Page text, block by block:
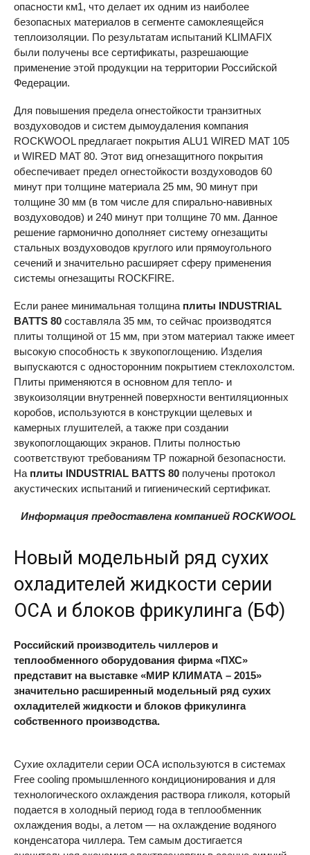
опасности км1, что делает их одним из наиболее
безопасных материалов в сегменте самоклеящейся
теплоизоляции. По результатам испытаний KLIMAFIX
были получены все сертификаты, разрешающие
применение этой продукции на территории Российской
Федерации.
Для повышения предела огнестойкости транзитных
воздуховодов и систем дымоудаления компания
ROCKWOOLпредлагает покрытия ALU1 WIRED MAT 105
и WIRED MAT 80. Этот вид огнезащитного покрытия
обеспечивает предел огнестойкости воздуховодов 60
минут при толщине материала 25 мм, 90 минут при
толщине 30 мм (в том числе для спирально-навивных
воздуховодов) и 240 минут при толщине 70 мм. Данное
решение гармонично дополняет систему огнезащиты
стальных воздуховодов круглого или прямоугольного
сечений и значительно расширяет сферу применения
системы огнезащиты ROCKFIRE.
Если ранее минимальная толщина плиты INDUSTRIAL
BATTS 80 составляла 35 мм, то сейчас производятся
плиты толщиной от 15 мм, при этом материал также имеет
высокую способность к звукопоглощению. Изделия
выпускаются с односторонним покрытием стеклохолстом.
Плиты применяются в основном для тепло- и
звукоизоляции внутренней поверхности вентиляционных
коробов, используются в конструкции щелевых и
камерных глушителей, а также при создании
звукопоглощающих экранов. Плиты полностью
соответствуют требованиям ТР пожарной безопасности.
На плиты INDUSTRIAL BATTS 80 получены протокол
акустических испытаний и гигиенический сертификат.
Информация предоставлена компанией ROCKWOOL
Новый модельный ряд сухих
охладителей жидкости серии
ОСА и блоков фрикулинга (БФ)
Российский производитель чиллеров и
теплообменного оборудования фирма «ПХС»
представит на выставке «МИР КЛИМАТА – 2015»
значительно расширенный модельный ряд сухих
охладителей жидкости и блоков фрикулинга
собственного производства.
Сухие охладители серии ОСА используются в системах
Free сooling промышленного кондиционирования и для
технологического охлаждения раствора гликоля, который
подается в холодный период года в теплообменник
охлаждения воды, а летом — на охлаждение водяного
конденсатора чиллера. Тем самым достигается